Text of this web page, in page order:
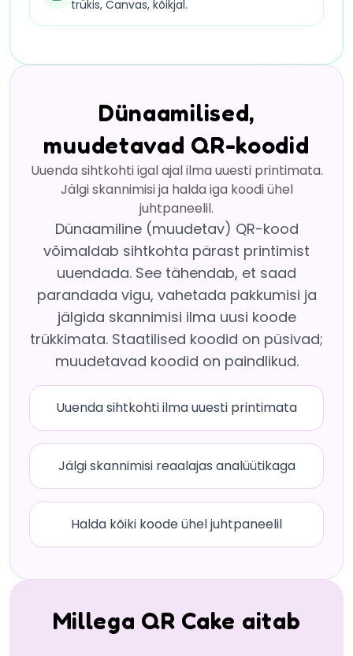
trükis, Canvas, kõikjal.
Dünaamilised,
muudetavad QR-koodid
Uuenda sihtkohti igal ajal ilma uuesti printimata.
Jälgi skannimisi ja halda iga koodi ühel
juhtpaneelil.
Dünaamiline (muudetav) QR-kood
võimaldab sihtkohta pärast printimist
uuendada. See tähendab, et saad
parandada vigu, vahetada pakkumisi ja
jälgida skannimisi ilma uusi koode
trükkimata. Staatilised koodid on püsivad;
muudetavad koodid on paindlikud.
Uuenda sihtkohti ilma uuesti printimata
Jälgi skannimisi reaalajas analüütikaga
Halda kõiki koode ühel juhtpaneelil
Millega QR Cake aitab